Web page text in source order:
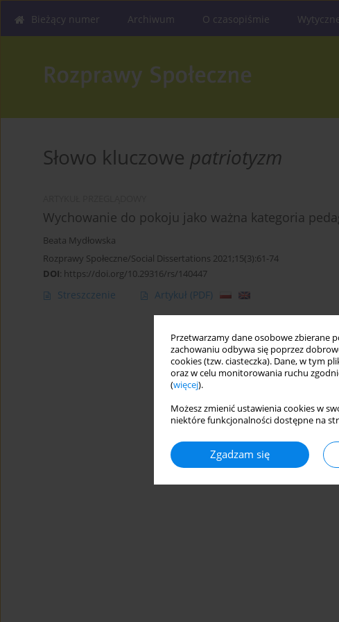
Przetwarzamy dane osobowe zbierane
zachowaniu odbywa się poprzez
cookies (tzw. ciasteczka). Dane, w tym
oraz w celu monitorowania ruchu
(więcej).
Możesz zmienić ustawienia cookies w
niektóre funkcjonalności dostępne na
Zgadzam się
Bieżący numer Archiwum O czasopiśmie
Słowo kluczowe patriotyzm
Wychowanie do pokoju jako ważna kategoria
Beata Mydłowska
Rozprawy Społeczne/Social Dissertations 2021;15(3):61-74
DOI: https://doi.org/10.29316/rs/140447
Streszczenie Artykuł (PDF)